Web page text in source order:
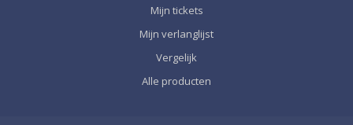
Mijn tickets
Mijn verlanglijst
Vergelijk
Alle producten